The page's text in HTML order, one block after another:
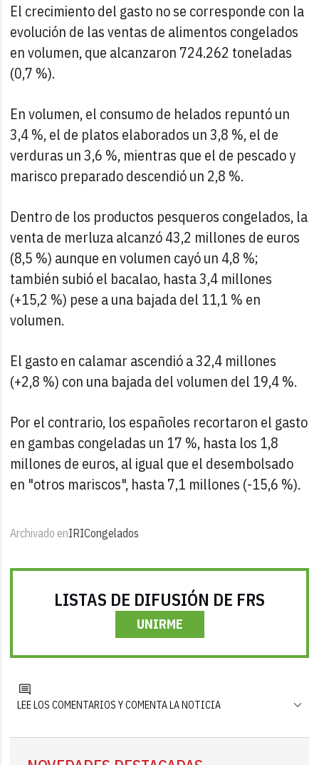
El crecimiento del gasto no se corresponde con la
evolución de las ventas de alimentos congelados
en volumen, que alcanzaron 724.262 toneladas
(0,7 %).
En volumen, el consumo de helados repuntó un
3,4 %, el de platos elaborados un 3,8 %, el de
verduras un 3,6 %, mientras que el de pescado y
marisco preparado descendió un 2,8 %.
Dentro de los productos pesqueros congelados, la
venta de merluza alcanzó 43,2 millones de euros
(8,5 %) aunque en volumen cayó un 4,8 %;
también subió el bacalao, hasta 3,4 millones
(+15,2 %) pese a una bajada del 11,1 % en
volumen.
El gasto en calamar ascendió a 32,4 millones
(+2,8 %) con una bajada del volumen del 19,4 %.
Por el contrario, los españoles recortaron el gasto
en gambas congeladas un 17 %, hasta los 1,8
millones de euros, al igual que el desembolsado
en "otros mariscos", hasta 7,1 millones (-15,6 %).
Archivado enIRICongelados
LISTAS DE DIFUSIÓN DE FRS
UNIRME
LEE LOS COMENTARIOS Y COMENTA LA NOTICIA